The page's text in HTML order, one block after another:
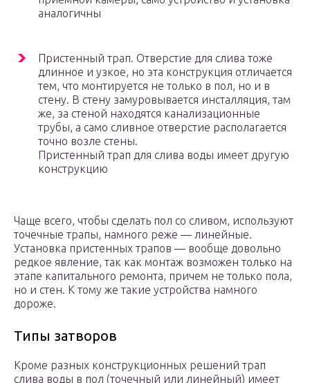
аналогичны
Пристенный трап. Отверстие для слива тоже
длинное и узкое, но эта конструкция отличается
тем, что монтируется не только в пол, но и в
стену. В стену замуровывается инсталляция, там
же, за стеной находятся канализационные
трубы, а само сливное отверстие располагается
точно возле стены.
Пристенный трап для слива воды имеет другую
конструкцию
Чаще всего, чтобы сделать пол со сливом, используют
точечные трапы, намного реже — линейные.
Установка пристенных трапов — вообще довольно
редкое явление, так как монтаж возможен только на
этапе капитального ремонта, причем не только пола,
но и стен. К тому же такие устройства намного
дороже.
Типы затворов
Кроме разных конструкционных решений трап
слива воды в пол (точечный или линейный) имеет